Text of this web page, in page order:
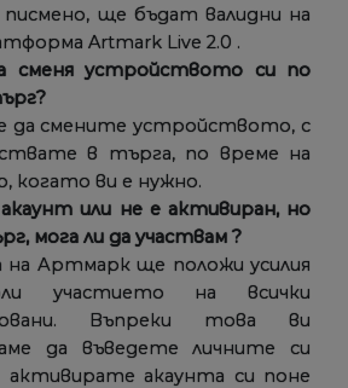
писмено, ще бъдат валидни на
Artmark Live 2.0 .
сменя устройството си по
да смените устройството, с
в търга, по време на
когато ви е нужно.
или не е активиран, но
мога ли да участвам ?
на Артмарк ще положи усилия
участието на всички
Въпреки това ви
да въведете личните си
активирате акаунта си поне